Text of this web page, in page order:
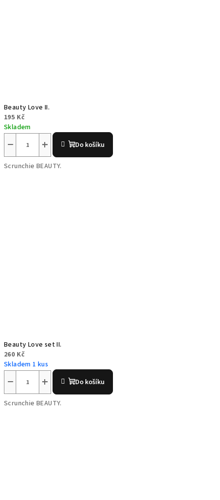
Beauty Love II.
195 Kč
Skladem
+
− Do košíku
Scrunchie BEAUTY.
Beauty Love set II.
260 Kč
Skladem 1 kus
+
− Do košíku
Scrunchie BEAUTY.